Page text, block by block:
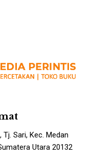
Sari, Kec. Medan
Utara 20132